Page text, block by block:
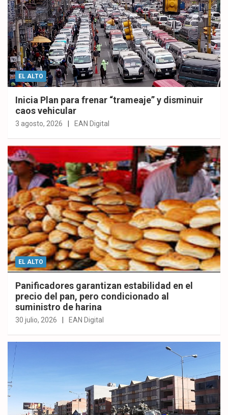
EL ALTO
Inicia Plan para frenar “trameaje” y disminuir
caos vehicular
3 agosto, 2026 EAN Digital
EL ALTO
Panificadores garantizan estabilidad en el
precio del pan, pero condicionado al
suministro de harina
30 julio, 2026 EAN Digital